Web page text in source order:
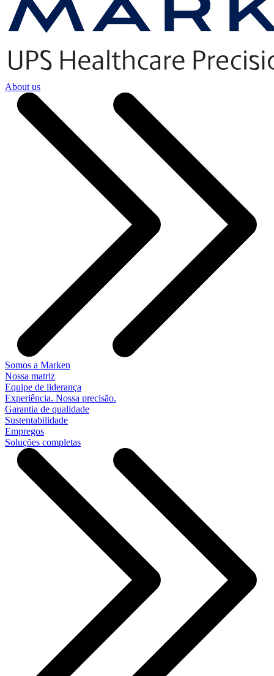
About us
Somos a Marken
Nossa matriz
Equipe de liderança
Experiência. Nossa precisão.
Garantia de qualidade
Sustentabilidade
Empregos
Soluções completas